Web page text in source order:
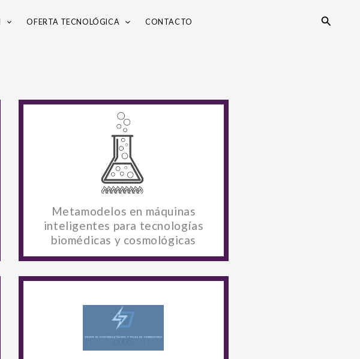
OFERTA TECNOLÓGICA CONTACTO Search
Metamodelos en máquinas
inteligentes para tecnologías
biomédicas y cosmológicas